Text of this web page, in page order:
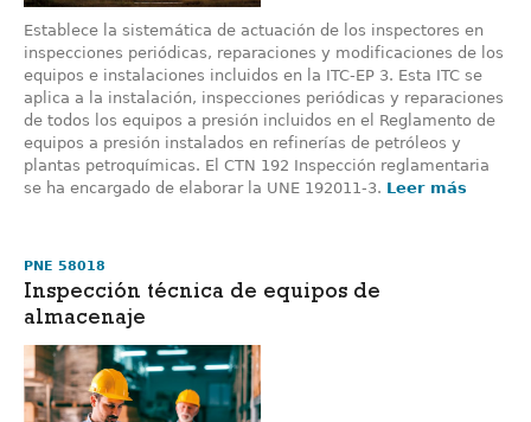
Establece la sistemática de actuación de los inspectores en
inspecciones periódicas, reparaciones y modificaciones de los
equipos e instalaciones incluidos en la ITC-EP 3. Esta ITC se
aplica a la instalación, inspecciones periódicas y reparaciones
de todos los equipos a presión incluidos en el Reglamento de
equipos a presión instalados en refinerías de petróleos y
plantas petroquímicas. El CTN 192 Inspección reglamentaria
se ha encargado de elaborar la UNE 192011-3. Leer más
PNE 58018
Inspección técnica de equipos de
almacenaje